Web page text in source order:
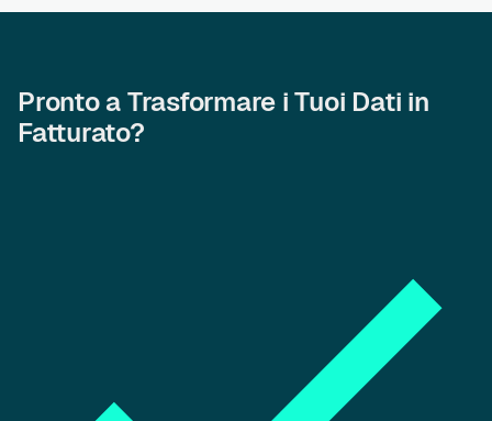
Pronto a Trasformare i Tuoi Dati in
Fatturato?